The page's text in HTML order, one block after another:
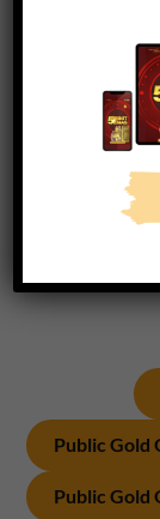
terbaik untuk
simpan atau
Belum ada
langkah
Paling
yang aktif
Public Gold
Public Gold